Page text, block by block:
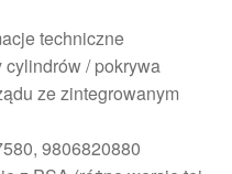
techniczne
cylindrów / pokrywa
ze zintegrowanym
9806820880